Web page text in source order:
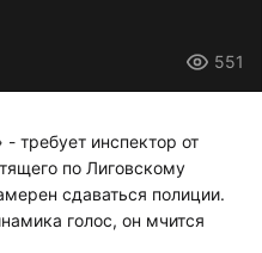
551
требует инспектор от
по Лиговскому
сдаваться полиции.
голос, он мчится